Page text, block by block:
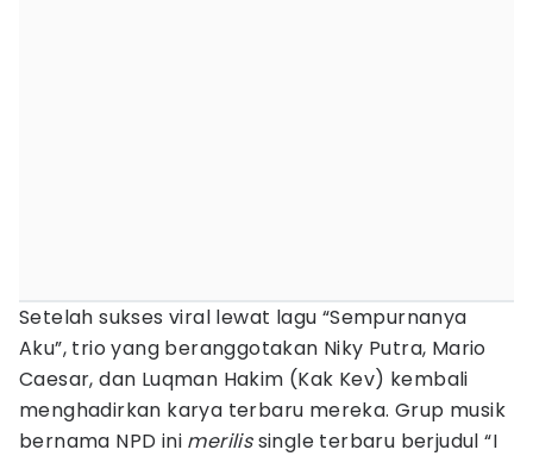
Setelah sukses viral lewat lagu “Sempurnanya
Aku”, trio yang beranggotakan Niky Putra, Mario
Caesar, dan Luqman Hakim (Kak Kev) kembali
menghadirkan karya terbaru mereka. Grup musik
bernama NPD ini merilissingle terbaru berjudul “I